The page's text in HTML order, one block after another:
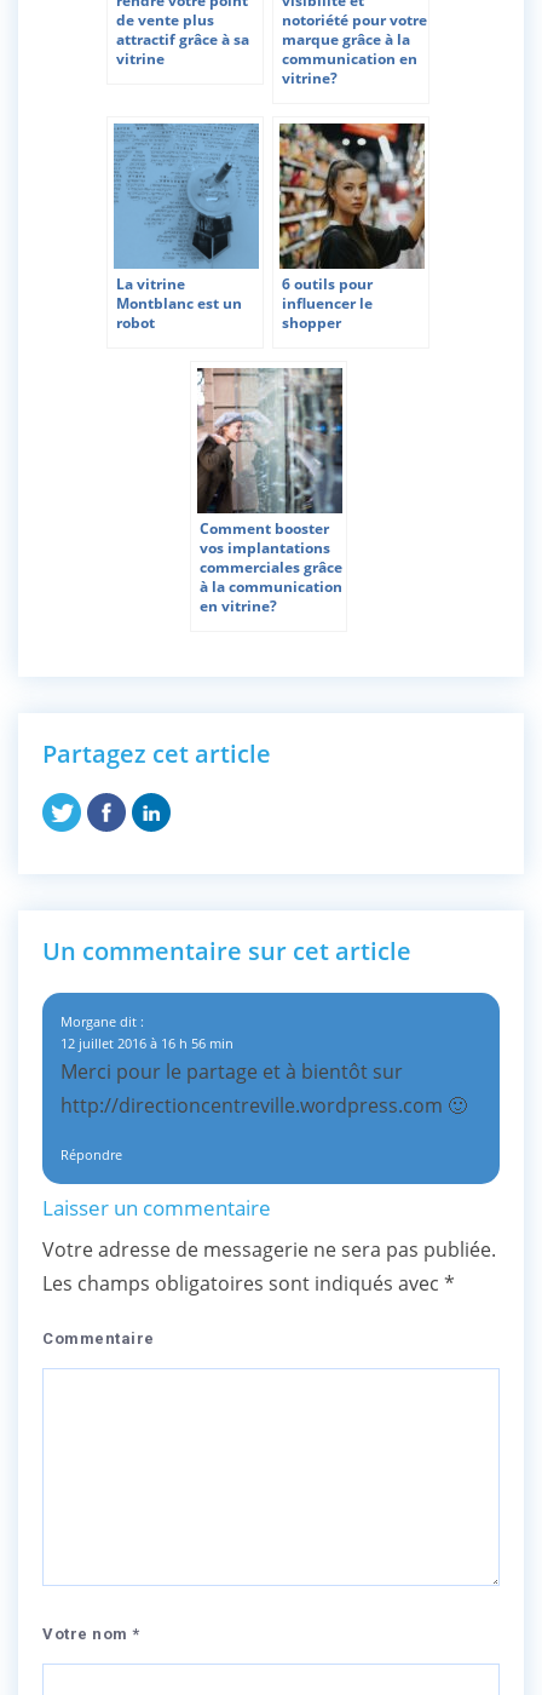
de vente plus
attractif grâce à sa
vitrine
notoriété pour votre
marque grâce à la
communication en
vitrine?
La vitrine
Montblanc est un
robot
6 outils pour
influencer le
shopper
Comment booster
vos implantations
commerciales grâce
à la communication
en vitrine?
Partagez cet article
Un commentaire sur cet article
Morgane dit :
12 juillet 2016 à 16 h 56 min
Merci pour le partage et à bientôt sur
http://directioncentreville.wordpress.com 🙂
Répondre
Laisser un commentaire
Votre adresse de messagerie ne sera pas publiée.
Les champs obligatoires sont indiqués avec *
Commentaire
Votre nom *